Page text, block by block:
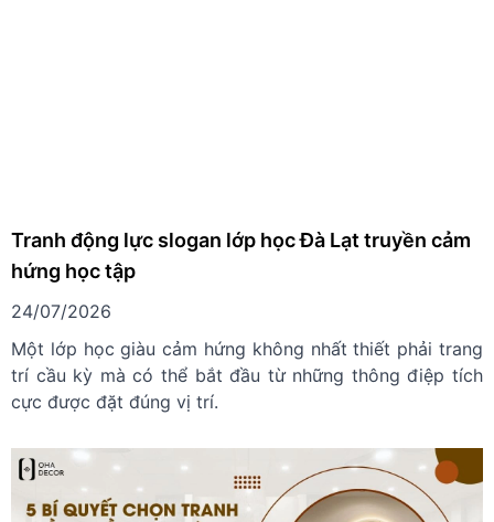
Tranh động lực slogan lớp học Đà Lạt truyền cảm
hứng học tập
24/07/2026
Một lớp học giàu cảm hứng không nhất thiết phải trang
trí cầu kỳ mà có thể bắt đầu từ những thông điệp tích
cực được đặt đúng vị trí.